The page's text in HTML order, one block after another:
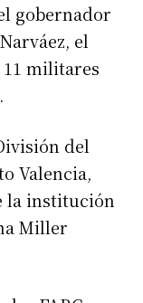
gobernador
el
militares
del
Valencia,
la institución
Miller